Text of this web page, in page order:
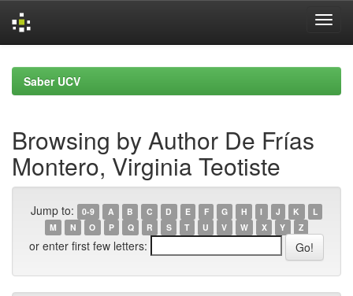
navigationSaber UCV
Browsing by Author De Frías
Montero, Virginia Teotiste
Jump to: 0-9 A B C D E F G H I J K
L
M
N O P Q R S T U V W X Y Z
or enter first few letters: